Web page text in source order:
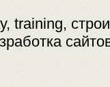
training,